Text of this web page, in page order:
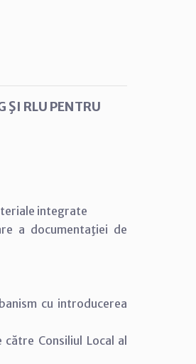
ŞI RLU PENTRU
integrate
a documentaţiei de
cu introducerea
Consiliul Local al